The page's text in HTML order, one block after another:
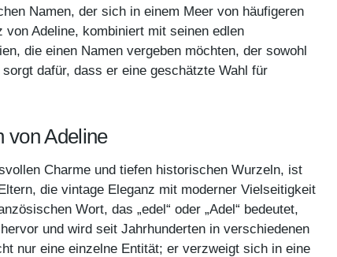
Namen, der sich in einem Meer von häufigeren
Adeline, kombiniert mit seinen edlen
die einen Namen vergeben möchten, der sowohl
dafür, dass er eine geschätzte Wahl für
von Adeline
Charme und tiefen historischen Wurzeln, ist
die vintage Eleganz mit moderner Vielseitigkeit
Wort, das „edel“ oder „Adel“ bedeutet,
und wird seit Jahrhunderten in verschiedenen
nur eine einzelne Entität; er verzweigt sich in eine